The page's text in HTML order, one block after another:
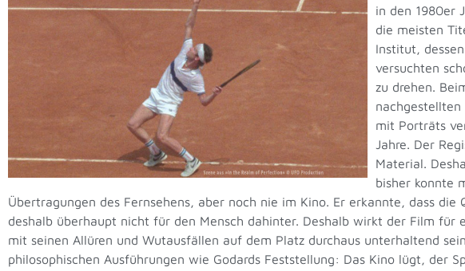
in den 1980er
die meisten
Institut,
versuchten
zu drehen.
mit Porträts
Jahre. Der
Material.
bisher konnte
Übertragungen des Fernsehens, aber noch nie im Kino. Er erkannte, dass
deshalb überhaupt nicht für den Mensch dahinter. Deshalb wirkt der Film
mit seinen Allüren und Wutausfällen auf dem Platz durchaus unterhaltend
philosophischen Ausführungen wie Godards Feststellung: Das Kino lügt, der